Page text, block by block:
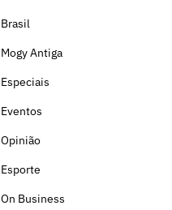
Brasil
Mogy Antiga
Especiais
Eventos
Opinião
Esporte
On Business